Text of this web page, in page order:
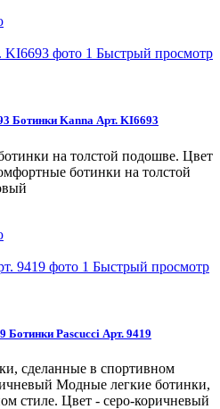
Быстрый просмотр
Ботинки Kanna Арт. KI6693
на толстой подошве. Цвет
ботинки на толстой
Быстрый просмотр
Ботинки Pascucci Арт. 9419
сделанные в спортивном
Модные легкие ботинки,
стиле. Цвет - серо-коричневый